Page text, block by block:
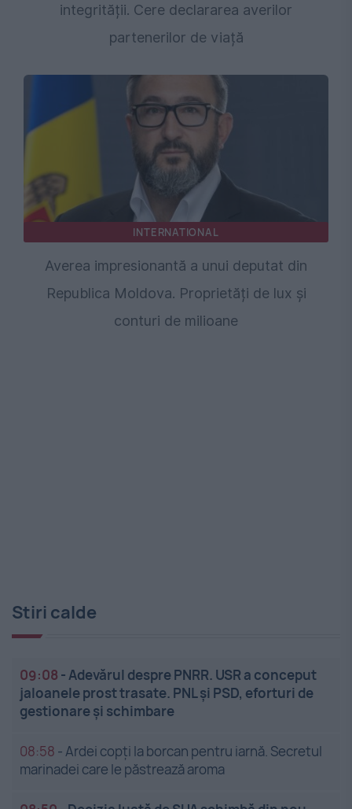
integrității. Cere declararea averilor
partenerilor de viață
INTERNATIONAL
Averea impresionantă a unui deputat din
Republica Moldova. Proprietăți de lux și
conturi de milioane
Stiri calde
09:08 -Adevărul despre PNRR. USR a conceput
jaloanele prost trasate. PNL și PSD, eforturi de
gestionare și schimbare
08:58 -Ardei copți la borcan pentru iarnă. Secretul
marinadei care le păstrează aroma